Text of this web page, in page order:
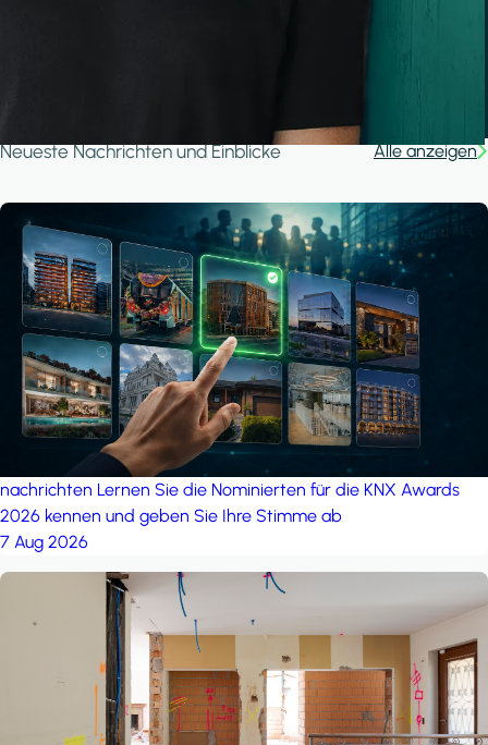
Neueste Nachrichten und Einblicke Alle anzeigen
nachrichten Lernen Sie die Nominierten für die KNX Awards
2026 kennen und geben Sie Ihre Stimme ab
7 Aug 2026